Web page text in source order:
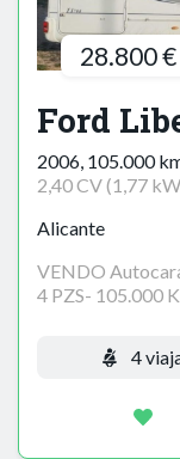
28.800 €
Ford
2006, 105.000
2,40 CV (1,77
Alicante
VENDO
4 PZS- 105.000
4